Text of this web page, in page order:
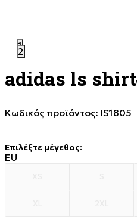
1
2
adidas ls shirt
Κωδικός προϊόντος: IS1805
Επιλέξτε μέγεθος:
EU